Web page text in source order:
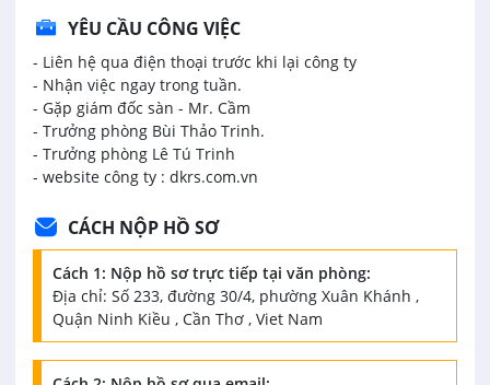
YÊU CẦU CÔNG VIỆC
- Liên hệ qua điện thoại trước khi lại công ty
- Nhận việc ngay trong tuần.
- Gặp giám đốc sàn - Mr. Cầm
- Trưởng phòng Bùi Thảo Trinh.
- Trưởng phòng Lê Tú Trinh
- website công ty : dkrs.com.vn
CÁCH NỘP HỒ SƠ
Cách 1: Nộp hồ sơ trực tiếp tại văn phòng:
Địa chỉ: Số 233, đường 30/4, phường Xuân Khánh ,
Quận Ninh Kiều , Cần Thơ , Viet Nam